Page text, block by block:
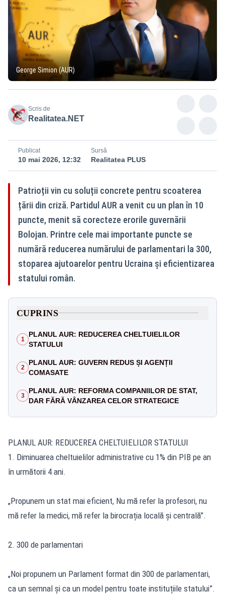
George Simion (AUR)
Scris de
Realitatea.NET
Publicat
10 mai 2026, 12:32
Sursă
Realitatea PLUS
Patrioții vin cu soluții concrete pentru scoaterea
țării din criză. Partidul AUR a venit cu un plan în 10
puncte, menit să corecteze erorile guvernării
Bolojan. Printre cele mai importante puncte se
numără reducerea numărului de parlamentari la 300,
stoparea ajutoarelor pentru Ucraina și eficientizarea
statului român.
CUPRINS
1
PLANUL AUR: REDUCEREA CHELTUIELILOR
STATULUI
2
PLANUL AUR: GUVERN REDUS ȘI AGENȚII
COMASATE
3
PLANUL AUR: REFORMA COMPANIILOR DE STAT,
DAR FĂRĂ VÂNZAREA CELOR STRATEGICE
PLANUL AUR: REDUCEREA CHELTUIELILOR STATULUI
1. Diminuarea cheltuielilor administrative cu 1% din PIB pe an
în următorii 4 ani.
„Propunem un stat mai eficient, Nu mă refer la profesori, nu
mă refer la medici, mă refer la birocrația locală și centrală”.
2. 300 de parlamentari
„Noi propunem un Parlament format din 300 de parlamentari,
ca un semnal și ca un model pentru toate instituțiile statului”.